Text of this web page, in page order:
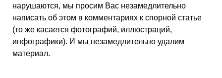
нарушаются, мы просим Вас незамедлительно
написать об этом в комментариях к спорной статье
(то же касается фотографий, иллюстраций,
инфографики). И мы незамедлительно удалим
материал.